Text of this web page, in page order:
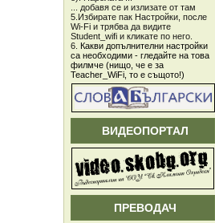
... добавя се и излизате от там
5.Избирате пак Настройки, после
Wi-Fi и трябва да видите
Student_wifi и кликате по него.
6. Какви допълнителни настройки
са необходими - гледайте на това
филмче (нищо, че е за
Teacher_WiFi, то е същото!)
ВИДЕОПОРТАЛ
ПРЕВОДАЧ